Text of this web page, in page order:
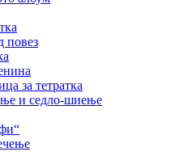
повез
за тетратка
и седло-шиење